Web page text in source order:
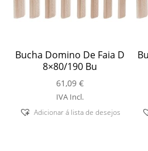
Bucha Domino De Faia D
8×80/190 Bu
61,09 €
IVA Incl.
Adicionar á lista de desejos